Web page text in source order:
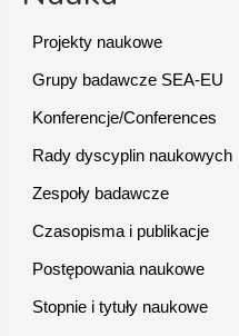
Projekty naukowe
Grupy badawcze SEA-EU
Konferencje/Conferences
Rady dyscyplin naukowych
Zespoły badawcze
Czasopisma i publikacje
Postępowania naukowe
Stopnie i tytuły naukowe